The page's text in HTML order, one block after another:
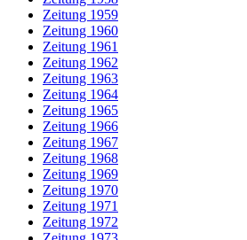
Zeitung 1959
Zeitung 1960
Zeitung 1961
Zeitung 1962
Zeitung 1963
Zeitung 1964
Zeitung 1965
Zeitung 1966
Zeitung 1967
Zeitung 1968
Zeitung 1969
Zeitung 1970
Zeitung 1971
Zeitung 1972